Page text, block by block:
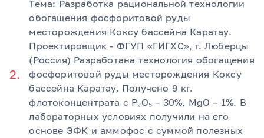
Тема: Разработка рациональной технологии
обогащения фосфоритовой руды
месторождения Коксу бассейна Каратау.
Проектировщик - ФГУП «ГИГХС», г. Люберцы
(Россия) Разработана технология обогащения
фосфоритовой руды месторождения Коксу
бассейна Каратау. Получено 9 кг.
флотоконцентрата с Р₂О₅ – 30%, МgO – 1%. В
лабораторных условиях получили на его
основе ЭФК и аммофос с суммой полезных